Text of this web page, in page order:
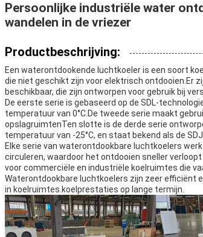
Persoonlijke industriële water
wandelen in de vriezer
Productbeschrijving:
Een waterontdookende luchtkoeler is een soort
die niet geschikt zijn voor elektrisch ontdooien.Er
beschikbaar, die zijn ontworpen voor gebruik bij
De eerste serie is gebaseerd op de SDL-
temperatuur van 0°C.De tweede serie maakt
opslagruimtenTen slotte is de derde serie
temperatuur van -25°C, en staat bekend als de
Elke serie van waterontdookbare luchtkoelers
circuleren, waardoor het ontdooien sneller
voor commerciële en industriële koelruimtes die
Waterontdookbare luchtkoelers zijn zeer efficiënt
in koelruimtes.koelprestaties op lange termijn.